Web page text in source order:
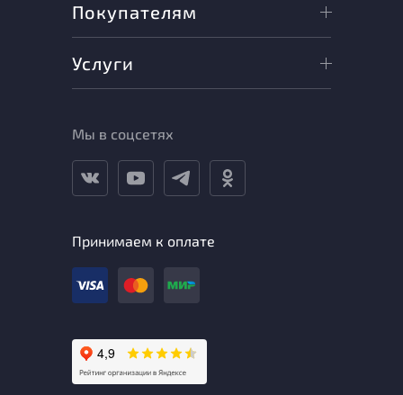
Покупателям
Услуги
Мы в соцсетях
Принимаем к оплате